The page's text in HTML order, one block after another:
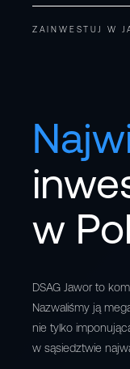
ZAINWESTUJ W
w
DSAG Jawor to
Nazwaliśmy ją
nie tylko
w sąsiedztwie